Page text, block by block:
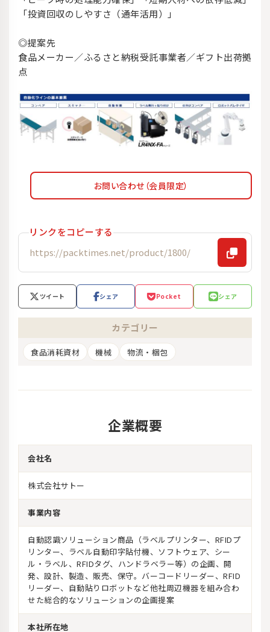
「投資回収のしやすさ（通年活用）」
◎提案先
食品メーカー／ふるさと納税受託事業者／ギフト出荷拠
点
お問い合わせ（会員限定）
リンクをコピーする
ツイート シェア Pocket シェア
カテゴリー
食品消耗資材 機械 物流・梱包
企業概要
会社名
株式会社サトー
事業内容
自動認識ソリューション商品（ラベルプリンター、RFIDプ
リンター、ラベル自動印字貼付機、ソフトウェア、シー
ル・ラベル、RFIDタグ、ハンドラベラー等）の企画、開
発、設計、製造、販売、保守。バーコードリーダー、RFID
リーダー、自動貼りロボットなど他社周辺機器を組み合わ
せた総合的なソリューションの企画提案
本社所在地